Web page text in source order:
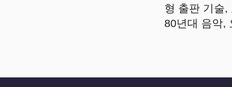
형 출판 기술,
80년대 음악,